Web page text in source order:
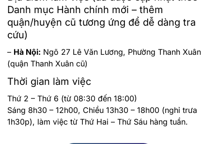
Danh mục Hành chính mới – thêm
quận/huyện cũ tương ứng để dễ dàng tra
cứu)
– Hà Nội: Ngõ 27 Lê Văn Lương, Phường Thanh Xuân
(quận Thanh Xuân cũ)
Thời gian làm việc
Thứ 2 – Thứ 6 (từ 08:30 đến 18:00)
Sáng 8h30 – 12h00, Chiều 13h30 – 18h00 (nghỉ trưa
1h30p), làm việc từ Thứ Hai – Thứ Sáu hàng tuần.